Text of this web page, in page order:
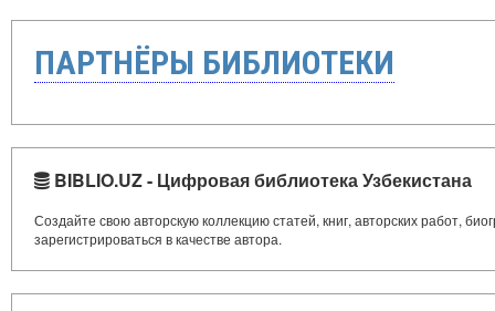
ПАРТНЁРЫ БИБЛИОТЕКИ
BIBLIO.UZ - Цифровая библиотека Узбекистана
Создайте свою авторскую коллекцию статей, книг, авторских работ,
зарегистрироваться в качестве автора.